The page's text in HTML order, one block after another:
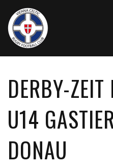
DERBY-
U14
DONAU